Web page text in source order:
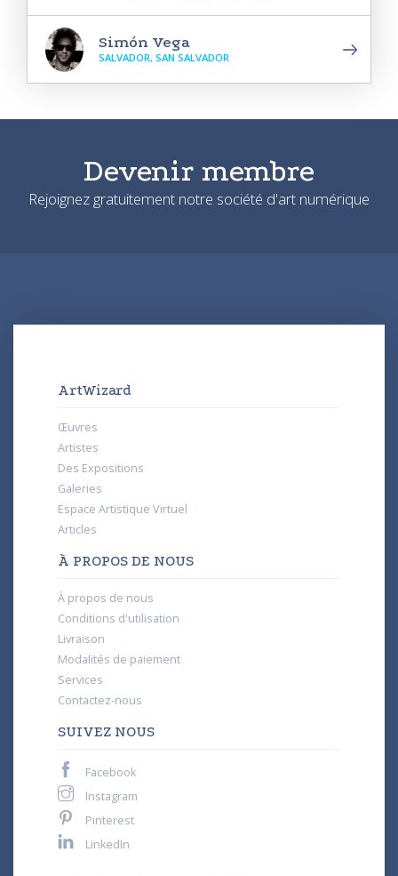
Simón Vega
SALVADOR, SAN SALVADOR
Devenir membre
Rejoignez gratuitement notre société d'art numérique
ArtWizard
Œuvres
Artistes
Des Expositions
Galeries
Espace Artistique Virtuel
Articles
À PROPOS DE NOUS
À propos de nous
Conditions d'utilisation
Livraison
Modalités de paiement
Services
Contactez-nous
SUIVEZ NOUS
Facebook
Instagram
Pinterest
LinkedIn